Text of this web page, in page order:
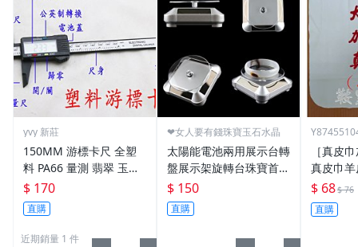
yvy 新莊
150MM 游標卡尺 全塑
料 PA66 量測 翡翠 玉石
玉髓 珠寶 數位 電子 螢
幕顯示 緬甸玉 裸裝
$ 170
直購
近期銷量 1 件
❤女人要有錢珠寶玉石水晶
太陽能電池兩用展示台轉
盤展示架旋轉台珠寶首飾
玉器手機手表眼鏡飾品架
$ 150
直購
［真皮
真皮巾
巾麂皮
汽車內
擦拭布
$ 68$ 76
直購